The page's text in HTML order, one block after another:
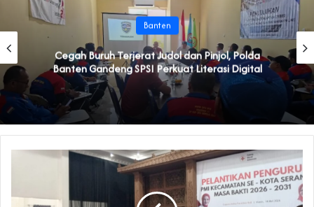
Banten
Cegah Buruh Terjerat Judol dan Pinjol, Polda
Banten Gandeng SPSI Perkuat Literasi Digital